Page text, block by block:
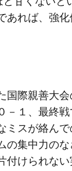
あれば、強
際親善大
－１、最終
スが絡んで
集中力のな
けられな